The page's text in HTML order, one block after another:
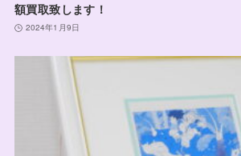
額買取致します！
2024年1月9日